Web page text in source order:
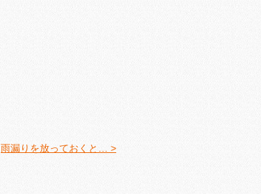
雨漏りを放っておくと… >